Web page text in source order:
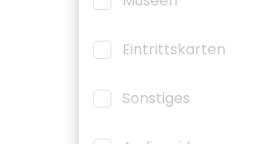
Eintrittskarten
Sonstiges